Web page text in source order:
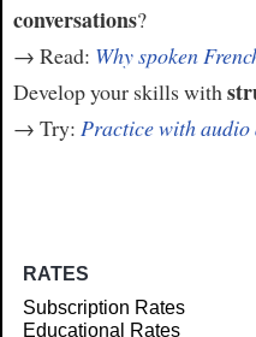
conversations?
→ Read: Why spoken
Develop your skills with
→ Try: Practice with
RATES
Subscription Rates
Educational Rates